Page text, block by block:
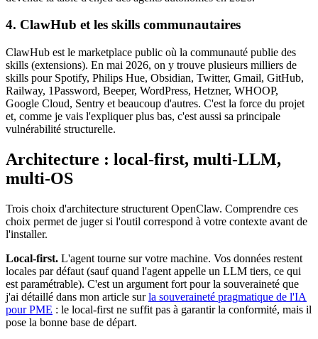
4. ClawHub et les skills communautaires
ClawHub est le marketplace public où la communauté publie des
skills (extensions). En mai 2026, on y trouve plusieurs milliers de
skills pour Spotify, Philips Hue, Obsidian, Twitter, Gmail, GitHub,
Railway, 1Password, Beeper, WordPress, Hetzner, WHOOP,
Google Cloud, Sentry et beaucoup d'autres. C'est la force du projet
et, comme je vais l'expliquer plus bas, c'est aussi sa principale
vulnérabilité structurelle.
Architecture : local-first, multi-LLM,
multi-OS
Trois choix d'architecture structurent OpenClaw. Comprendre ces
choix permet de juger si l'outil correspond à votre contexte avant de
l'installer.
Local-first. L'agent tourne sur votre machine. Vos données restent
locales par défaut (sauf quand l'agent appelle un LLM tiers, ce qui
est paramétrable). C'est un argument fort pour la souveraineté que
j'ai détaillé dans mon article surla souveraineté pragmatique de l'IA
pour PME : le local-first ne suffit pas à garantir la conformité, mais il
pose la bonne base de départ.